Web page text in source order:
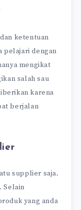
ketentuan
pelajari dengan
mengikat
salah sau
karena
berjalan
supplier saja.
Selain
yang anda